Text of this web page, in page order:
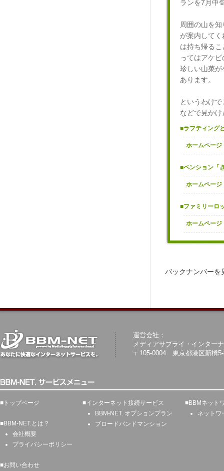
ランを7月中
周囲の山を
が案内して
は持ち帰る
ってはアケ
珍しい山菜
あります。
というわけ
などで見か
■ラフティング
ホームページ
■ペンション「
ホームページ
■ファミリーロ
ホームページ
バックナンバーを
運営会社：
メディアサプライ・インター
〒105-0004 東京都港区新橋
■ トップページ
■BBM-NET.とは？
会社概要
プライバシーポリシー
■お問い合わせ
■インターネット接続サービス
BBM-NET. オプションプラン
ブロードバンドマンション
■BBMネット
ネットワ